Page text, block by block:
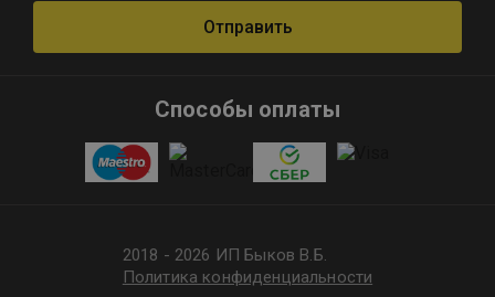
Отправить
Способы оплаты
2018 - 2026 ИП Быков В.Б.
Политика конфиденциальности